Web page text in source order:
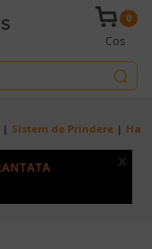
0
Cos
Sistem de Prindere
x